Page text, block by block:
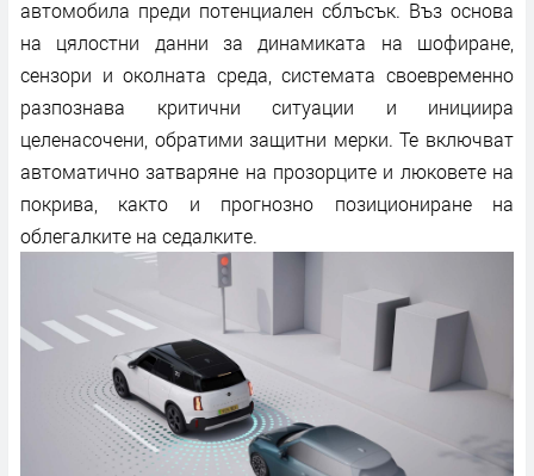
автомобила преди потенциален сблъсък. Въз основа
на цялостни данни за динамиката на шофиране,
сензори и околната среда, системата своевременно
разпознава критични ситуации и инициира
целенасочени, обратими защитни мерки. Те включват
автоматично затваряне на прозорците и люковете на
покрива, както и прогнозно позициониране на
облегалките на седалките.